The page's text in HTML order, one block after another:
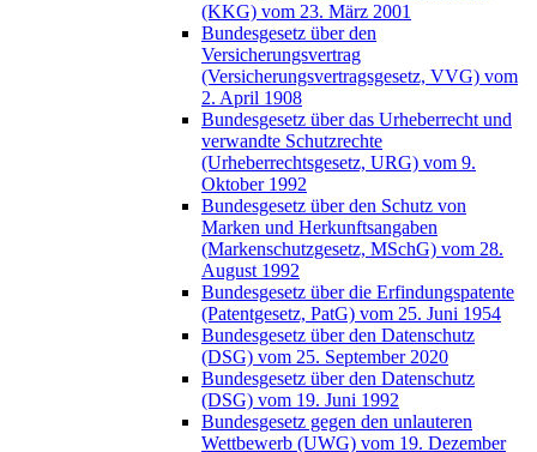
(KKG) vom 23. März 2001
Bundesgesetz über den
Versicherungsvertrag
(Versicherungsvertragsgesetz, VVG) vom
2. April 1908
Bundesgesetz über das Urheberrecht und
verwandte Schutzrechte
(Urheberrechtsgesetz, URG) vom 9.
Oktober 1992
Bundesgesetz über den Schutz von
Marken und Herkunftsangaben
(Markenschutzgesetz, MSchG) vom 28.
August 1992
Bundesgesetz über die Erfindungspatente
(Patentgesetz, PatG) vom 25. Juni 1954
Bundesgesetz über den Datenschutz
(DSG) vom 25. September 2020
Bundesgesetz über den Datenschutz
(DSG) vom 19. Juni 1992
Bundesgesetz gegen den unlauteren
Wettbewerb (UWG) vom 19. Dezember